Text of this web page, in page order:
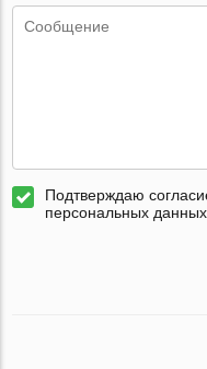
Подтверждаю
персональных данных